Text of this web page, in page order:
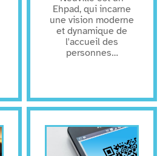
Ehpad, qui incarne
une vision moderne
et dynamique de
l'accueil des
personnes…